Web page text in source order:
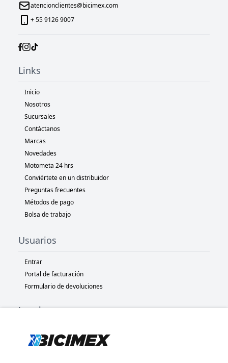
atencionclientes@bicimex.com
+ 55 9126 9007
Links
Inicio
Nosotros
Sucursales
Contáctanos
Marcas
Novedades
Motometa 24 hrs
Conviértete en un distribuidor
Preguntas frecuentes
Métodos de pago
Bolsa de trabajo
Usuarios
Entrar
Portal de facturación
Formulario de devoluciones
Legal
Políticas de privacidad